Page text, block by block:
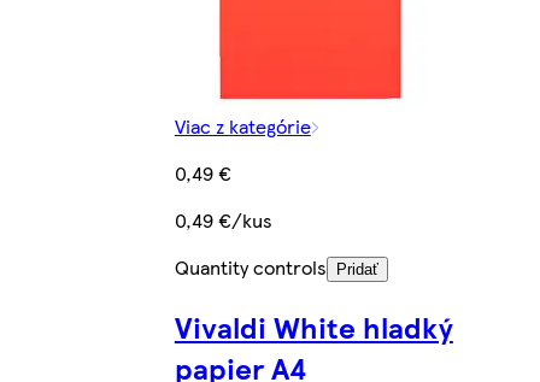
Viac z kategórie
0,49 €
0,49 €/kus
Quantity controls
Pridať
Vivaldi White hladký
papier A4